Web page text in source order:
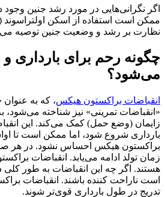
نگرانی‌هایی در مورد رشد جنین وجود
است استفاده از اسکن اولتراسوند
بر رشد و وضعیت جنین توصیه می‌کنند.
رحم برای بارداری و
براکستون هیکس، که به عنوان
تمرینی» نیز شناخته می‌شود، به
(وضع حمل) کمک می‌کند. این‌
شروع شود، اما ممکن است تا اواسط
هیکس احساس نشود. در هر صورت
تولد ادامه می‌یابد. انقباضات
اگر چه این انقباضات به طور کلی
ناراحت کننده باشند. انقباضات
در طول بارداری قوی‌تر شوند.